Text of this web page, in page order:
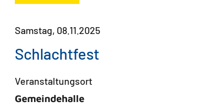
Samstag, 08.11.2025
Schlachtfest
Veranstaltungsort
Gemeindehalle